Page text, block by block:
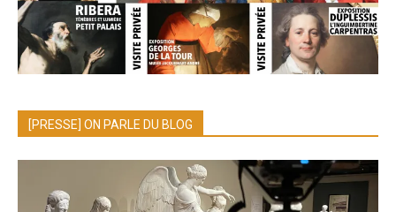
[PRESSE] ON PARLE DU BLOG